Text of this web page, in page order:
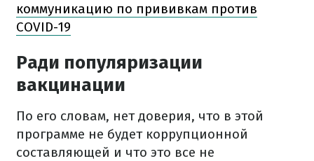
коммуникацию по прививкам против
COVID-19
Ради популяризации
вакцинации
По его словам, нет доверия, что в этой
программе не будет коррупционной
составляющей и что это все не